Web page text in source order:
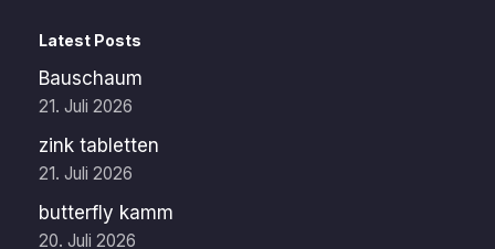
Latest Posts
Bauschaum
21. Juli 2026
zink tabletten
21. Juli 2026
butterfly kamm
20. Juli 2026